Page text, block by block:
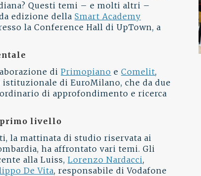
Questi temi – e molti altri –
edizione dellaSmart Academy
la Conference Hall di UpTown, a
diPrimopiano eComelit,
di EuroMilano, che da due
di approfondimento e ricerca
primo livello
la mattinata di studio riservata ai
ha affrontato vari temi. Gli
alla Luiss,Lorenzo Nardacci,
De Vita, responsabile di Vodafone